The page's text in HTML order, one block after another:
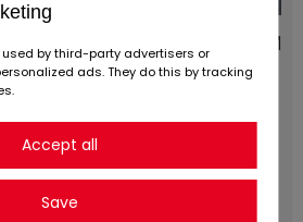
Oplegger 0 KM
/
Premier registre:
by third-party advertisers or
ads. They do this by tracking
Accept all
Save